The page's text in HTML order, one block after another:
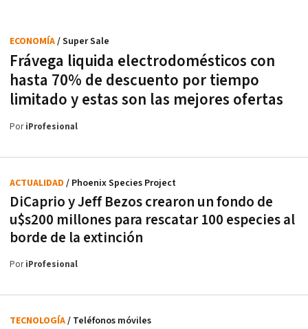
Frávega liquida electrodomésticos con
hasta 70% de descuento por tiempo
limitado y estas son las mejores ofertas
ECONOMÍA/ Super Sale
PoriProfesional
DiCaprio y Jeff Bezos crearon un fondo de
u$s200 millones para rescatar 100 especies al
borde de la extinción
ACTUALIDAD / Phoenix Species Project
PoriProfesional
TECNOLOGÍA/ Teléfonos móviles